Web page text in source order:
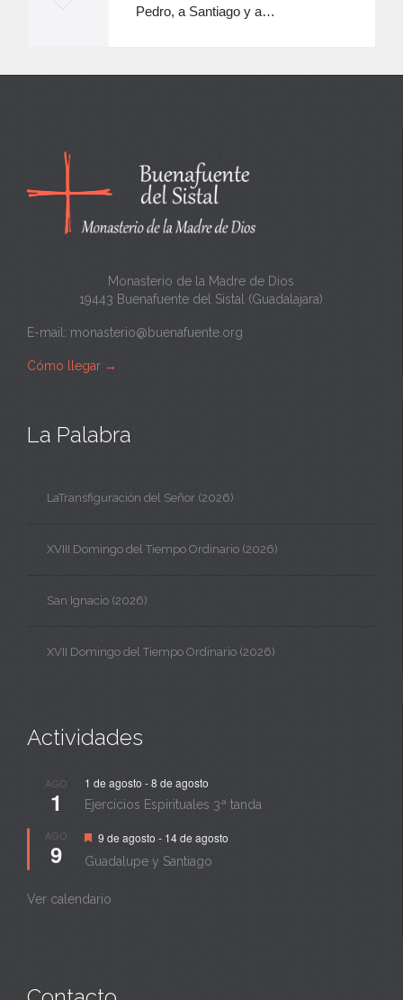
n
a
Pedro, a Santiago y a…
Monasterio de la Madre de Dios
19443 Buenafuente del Sistal (Guadalajara)
E-mail: monasterio@buenafuente.org
Cómo llegar →
La Palabra
LaTransfiguración del Señor (2026)
XVIII Domingo del Tiempo Ordinario (2026)
San Ignacio (2026)
XVII Domingo del Tiempo Ordinario (2026)
Actividades
AGO
1
1 de agosto -8 de agosto
Ejercicios Espirituales 3ª tanda
AGO
9
Destacado
9 de agosto - 14 de agosto
Guadalupe y Santiago
Ver calendario